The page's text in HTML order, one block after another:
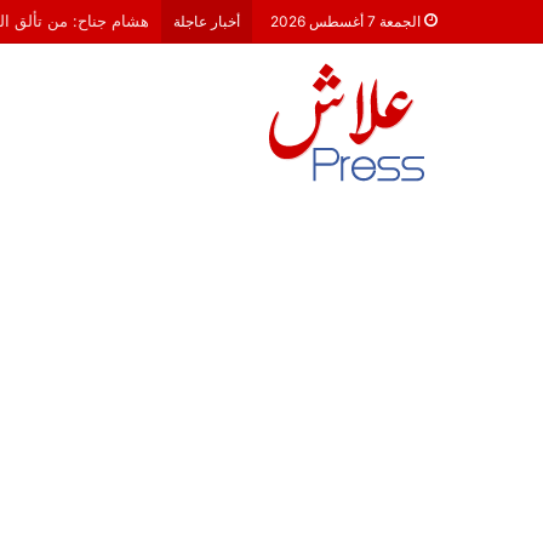
الجمعة 7 أغسطس 2026 أخبار عاجلة هشام جناح: من تألق